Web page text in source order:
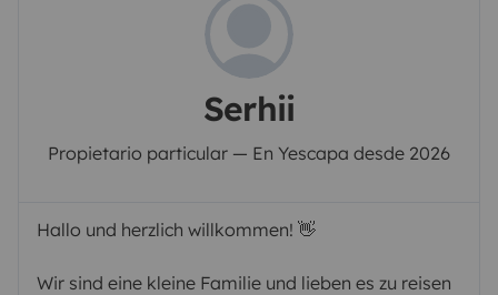
Serhii
Propietario particular — En Yescapa desde 2026
Hallo und herzlich willkommen! 👋
Wir sind eine kleine Familie und lieben es zu reisen